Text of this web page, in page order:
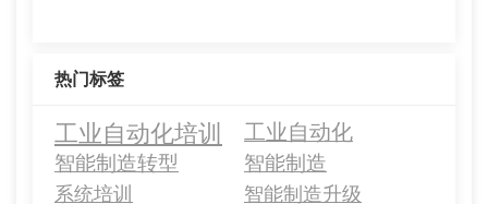
热门标签
工业自动化培训
工业自动化
智能制造转型
智能制造
系统培训 智能制造升级